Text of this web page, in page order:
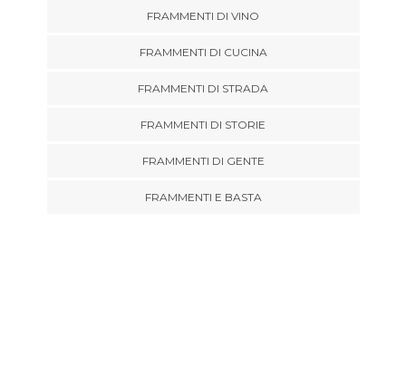
FRAMMENTI DI VINO
FRAMMENTI DI CUCINA
FRAMMENTI DI STRADA
FRAMMENTI DI STORIE
FRAMMENTI DI GENTE
FRAMMENTI E BASTA